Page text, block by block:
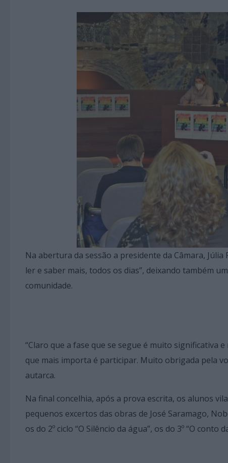
Na abertura da sessão a presidente da Câmara,
ler e saber mais, todos os dias”, deixando também
comunidade.
“Claro que a fase que se segue é muito significativa
que mais importa é participar. Muito obrigada pela
autarca.
Na final concelhia, após a prova escrita, os alunos
pequenos excertos das obras de José Saramago,
os do 2º ciclo “O Silêncio da água”, os do 3º “O